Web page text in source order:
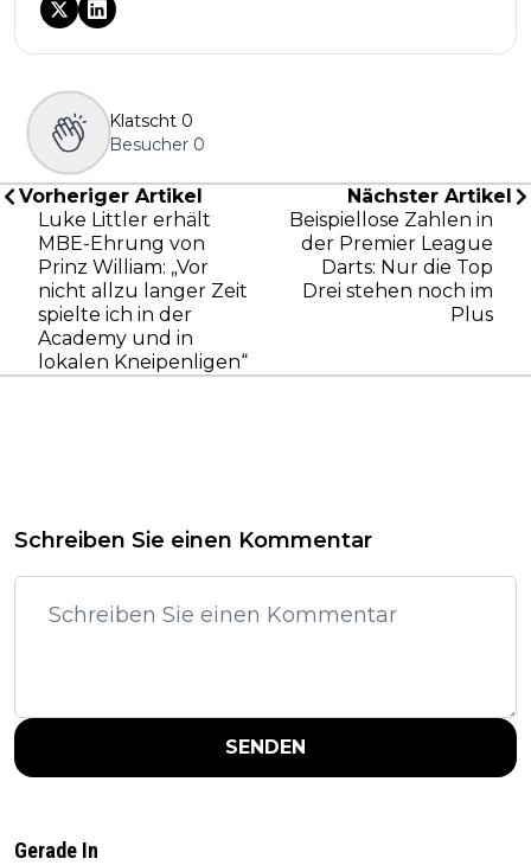
Klatscht 0
Besucher 0
Vorheriger Artikel
Luke Littler erhält
MBE-Ehrung von
Prinz William: „Vor
nicht allzu langer Zeit
spielte ich in der
Academy und in
lokalen Kneipenligen“
Nächster Artikel
Beispiellose Zahlen in
der Premier League
Darts: Nur die Top
Drei stehen noch im
Plus
Schreiben Sie einen Kommentar
SENDEN
Gerade In